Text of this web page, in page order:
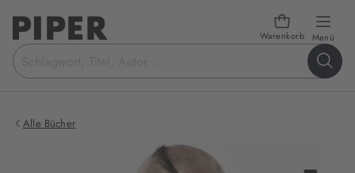
Warenkorb Menü
Suchbegriff
eingeben
Alle Bücher